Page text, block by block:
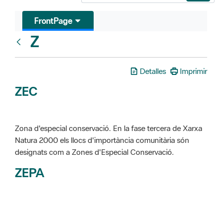
FrontPage
Z
Detalles Imprimir
ZEC
Zona d'especial conservació. En la fase tercera de Xarxa
Natura 2000 els llocs d'importància comunitària són
designats com a Zones d'Especial Conservació.
ZEPA